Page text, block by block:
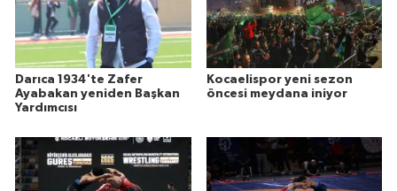
Darıca 1934'te Zafer
Ayabakan yeniden Başkan
Yardımcısı
Kocaelispor yeni sezon
öncesi meydana iniyor